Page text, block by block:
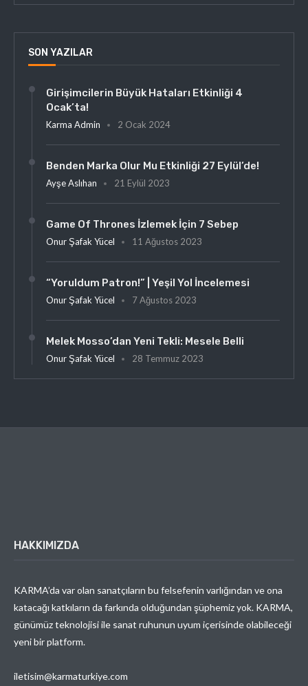
SON YAZILAR
Girişimcilerin Büyük Hataları Etkinliği 4
Ocak’ta!
Karma Admin 2 Ocak 2024
Benden Marka Olur Mu Etkinliği 27 Eylül’de!
Ayşe Aslıhan 21 Eylül 2023
Game Of Thrones İzlemek İçin 7 Sebep
Onur Şafak Yücel 11 Ağustos 2023
“Yoruldum Patron!” | Yeşil Yol İncelemesi
Onur Şafak Yücel 7 Ağustos 2023
Melek Mosso’dan Yeni Tekli: Mesele Belli
Onur Şafak Yücel 28 Temmuz 2023
HAKKIMIZDA
KARMA’da var olan sanatçıların bu felsefenin varlığından ve ona
katacağı katkıların da farkında olduğundan şüphemiz yok. KARMA,
günümüz teknolojisi ile sanat ruhunun uyum içerisinde olabileceği
yeni bir platform.
iletisim@karmaturkiye.com